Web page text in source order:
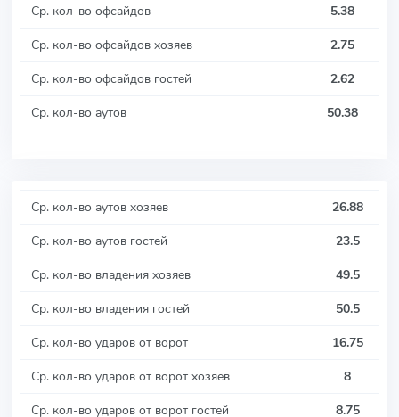
Ср. кол-во офсайдов
5.38
Ср. кол-во офсайдов хозяев
2.75
Ср. кол-во офсайдов гостей
2.62
Ср. кол-во аутов
50.38
Ср. кол-во аутов хозяев
26.88
Ср. кол-во аутов гостей
23.5
Ср. кол-во владения хозяев
49.5
Ср. кол-во владения гостей
50.5
Ср. кол-во ударов от ворот
16.75
Ср. кол-во ударов от ворот хозяев
8
Ср. кол-во ударов от ворот гостей
8.75